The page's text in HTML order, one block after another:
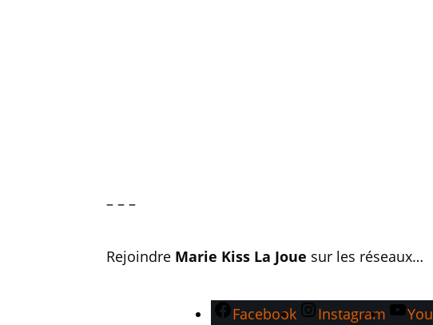
– – –
Rejoindre Marie Kiss La Joue sur les réseaux…
Facebook Instagram